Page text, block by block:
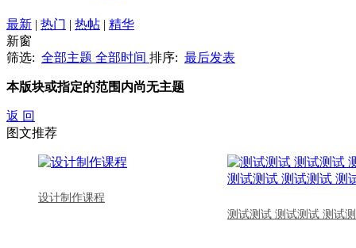
最新 | 热门 | 热帖 | 精华
新窗
筛选: 全部主题 全部时间 排序: 最后发表
本版块或指定的范围内尚无主题
返 回
图文推荐
设计制作课程
测试测试 测试测试 测试